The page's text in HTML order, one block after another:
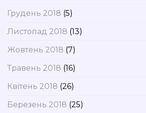
Грудень 2018 (5)
Листопад 2018 (13)
Жовтень 2018 (7)
Травень 2018 (16)
Квітень 2018 (26)
Березень 2018 (25)